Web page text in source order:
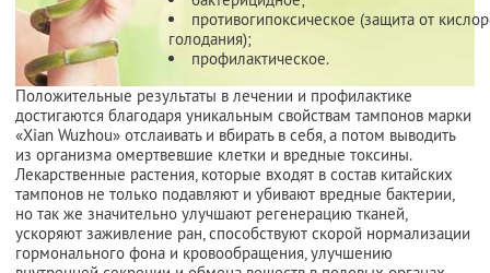
противогипоксическое (защита от
голодания);
профилактическое.
Положительные результаты в лечении и профилактике
достигаются благодаря уникальным свойствам тампонов марки
«Xian Wuzhou» отслаивать и вбирать в себя, а потом выводить
из организма омертвевшие клетки и вредные токсины.
Лекарственные растения, которые входят в состав китайских
тампонов не только подавляют и убивают вредные бактерии,
но так же значительно улучшают регенерацию тканей,
ускоряют заживление ран, способствуют скорой нормализации
гормонального фона и кровообращения, улучшению